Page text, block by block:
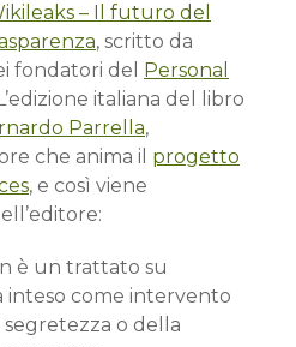
– Il futuro del
, scritto da
fondatori del Personal
italiana del libro
Parrella,
che anima il progetto
, e così viene
è un trattato su
inteso come intervento
o della